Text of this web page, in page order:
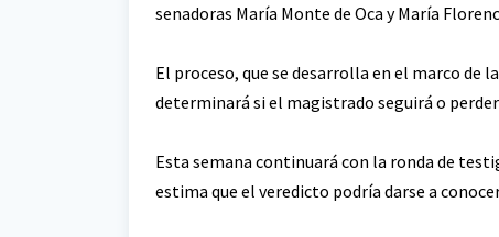
senadoras María Monte de Oca y María
El proceso, que se desarrolla en el marco de
determinará si el magistrado seguirá o
Esta semana continuará con la ronda de
estima que el veredicto podría darse a